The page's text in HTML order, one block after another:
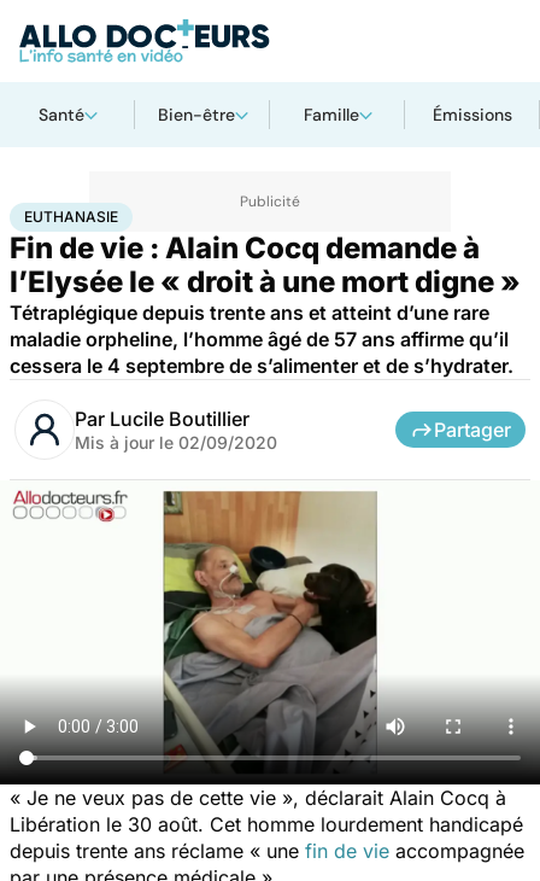
Santé Bien-être Famille Émissions
AccueilSantéMaladies Euthanasie
EUTHANASIE
Fin de vie : Alain Cocq demande à
l’Elysée le « droit à une mort digne »
Tétraplégique depuis trente ans et atteint d’une rare
maladie orpheline, l’homme âgé de 57 ans affirme qu’il
cessera le 4 septembre de s’alimenter et de s’hydrater.
Par Lucile Boutillier
Mis à jour le 02/09/2020
Partager
« Je ne veux pas de cette vie », déclarait Alain Cocq à
Libération le 30 août. Cet homme lourdement handicapé
depuis trente ans réclame « une fin de vie accompagnée